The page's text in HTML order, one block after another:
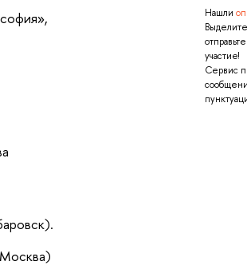
Нашли
участие!
Сервис